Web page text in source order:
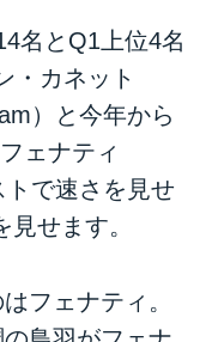
名とQ1上位4名
・カネット
）と今年から
ェナティ
トで速さを見せ
せます。
フェナティ。